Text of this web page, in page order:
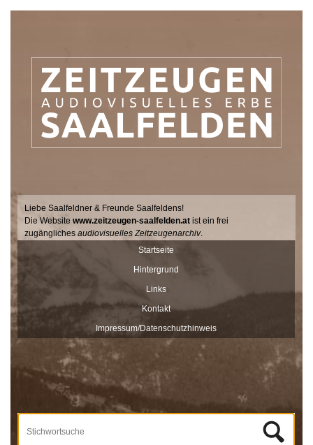
Liebe Saalfeldner & Freunde Saalfeldens!
Die Websitewww.zeitzeugen-saalfelden.at ist ein frei
zugänglichesaudiovisuelles Zeitzeugenarchiv.
Seit 2017 sucht der Filmemacher Thomas Junker gemeinsam mit
Dr. Andrea Dillinger vom Museum Schloss Ritzen im Auftrag der
Stadtgemeinde Saalfelden Zeitzeugen auf hält ihre Geschichten
und Erinnerungen mit der Videokamera fest.
Diese Interviews werden Stück für Stück auf dieser Seite
Zeitzeugen durchsuchbar.
Unterstützt werden die Dreharbeiten und das Onlineportale vom
Museum Schloss Ritzen und der
LEADER
-Förderung der
Europäischen Union. Mit dieser Sammlung von
Zeitzeugeninterviews wird das kulturelle und gesellschaftliche Erbe
Saalfeldens lebendig gehalten, sprich die Geschichte Saalfeldens.
Wir bedanken uns bei allen Beteiligten, die zur Umsetzung dieses
Projektes beigetragen haben!
Startseite
Hintergrund
Links
Kontakt
Impressum/Datenschutzhinweis